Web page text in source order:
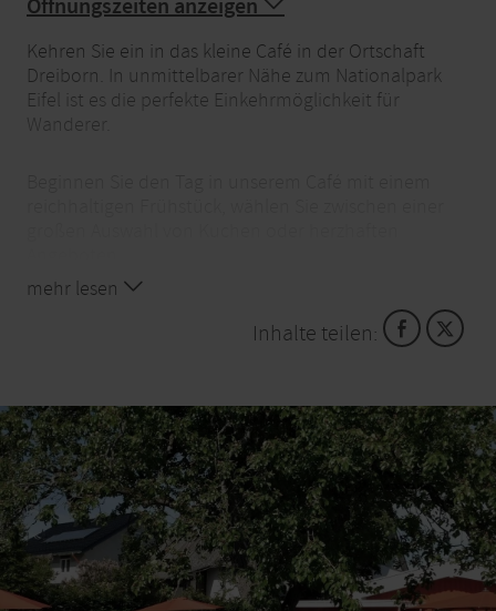
Öffnungszeiten anzeigen
Kehren Sie ein in das kleine Café in der Ortschaft
Dreiborn. In unmittelbarer Nähe zum Nationalpark
Eifel ist es die perfekte Einkehrmöglichkeit für
Wanderer.
Mobilitätseinschränkungen: Das Café ist ebenerdig
mehr lesen
Inhalte teilen: